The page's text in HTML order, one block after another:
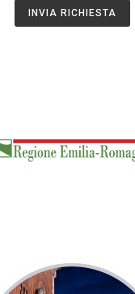
INVIA RICHIESTA